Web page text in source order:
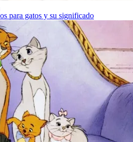
para gatos y su significado